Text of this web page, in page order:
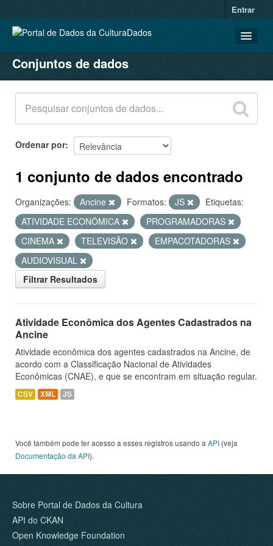
Entrar
CONJUNTOS DE DADOS
ORGANIZAÇÕES
GRUPOS
SOBRE
Conjuntos de dados
Ordenar por
1 conjunto de dados encontrado
Organizações: Ancine Formatos: JS
Etiquetas:
ATIVIDADE ECONÔMICA
PROGRAMADORAS
CINEMA
TELEVISÃO
EMPACOTADORAS
AUDIOVISUAL
Filtrar Resultados
Atividade Econômica dos Agentes Cadastrados na
Ancine
Atividade econômica dos agentes cadastrados na Ancine, de
acordo com a Classificação Nacional de Atividades
Econômicas (CNAE), e que se encontram em situação regular.
CSV XML JS
Você também pode ter acesso a esses registros usando a API (veja
Documentação da API).
Sobre Portal de Dados da Cultura
API do CKAN
Open Knowledge Foundation